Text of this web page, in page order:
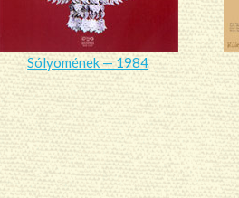
Sólyomének — 1984